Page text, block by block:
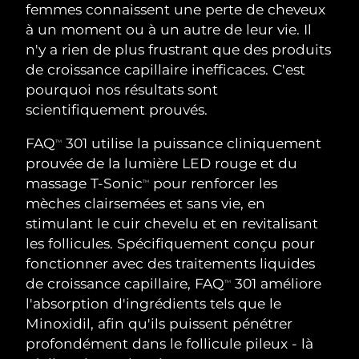
femmes connaissent une perte de cheveux
à un moment ou à un autre de leur vie. Il
n'y a rien de plus frustrant que des produits
de croissance capillaire inefficaces. C'est
pourquoi nos résultats sont
scientifiquement prouvés.
FAQTM
301 utilise la puissance cliniquement
prouvée de la lumière LED rouge et du
massage T-SonicTM
pour renforcer les
mèches clairsemées et sans vie, en
stimulant le cuir chevelu et en revitalisant
les follicules. Spécifiquement conçu pour
fonctionner avec des traitements liquides
de croissance capillaire, FAQTM
301 améliore
l'absorption d'ingrédients tels que le
Minoxidil, afin qu'ils puissent pénétrer
profondément dans le follicule pileux - là
Nettoyage du visage
Anti-aging massage
LUNA™ 4 Plus
Massage, LED heating
LUNA™ 4 Men
For men, anti-aging massage
Lifting
Microcurrent toning
BEAR™ 2 go
Microcurrent toning on-the-go
BEAR™ 2 eyes & lips
Microcurrent line smoothing device
Hydratation
UFO™ 3 coffret
Deep facial hydration
UFO™ 3 LED
Near-infrared and red light therapy
device
Soin bucco-dentaire
issa™ 4
Hybrid silicone sonic toothbrush
issa™ 4 plus
Smart hybrid silicone sonic toothbrush
FAQ™ TRAITEMENT ANTI-ÂGE
Anti-âge Traitements LED
NEW
Autriche Livraison estimée 8/11/26
Bahreïn Livraison estimée 8/12/26
Belgique
Bermudes Livraison estimée8/17/26
Bosnie-Herzégovine Livraison estimée
Brunei Livraison estimée
Bulgarie Livraison estimée8/11/26
Canada Livraison estimée8/15/26
Chili Livraison estimée